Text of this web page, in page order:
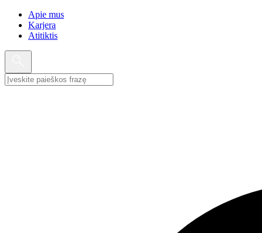
Apie mus
Karjera
Atitiktis